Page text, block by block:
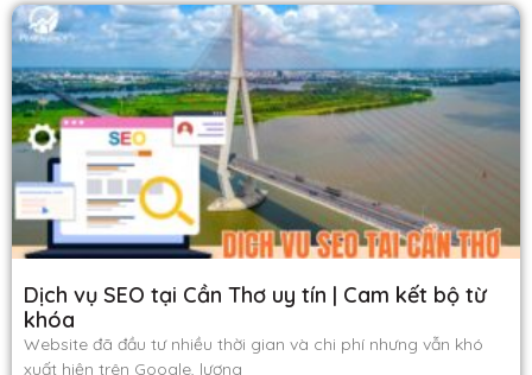
Dịch vụ SEO tại Cần Thơ uy tín | Cam kết bộ từ
khóa
Website đã đầu tư nhiều thời gian và chi phí nhưng vẫn khó
xuất hiện trên Google, lượng